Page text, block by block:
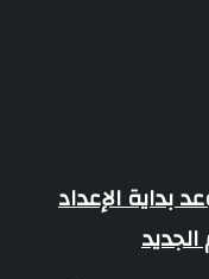
بداية الإعداد